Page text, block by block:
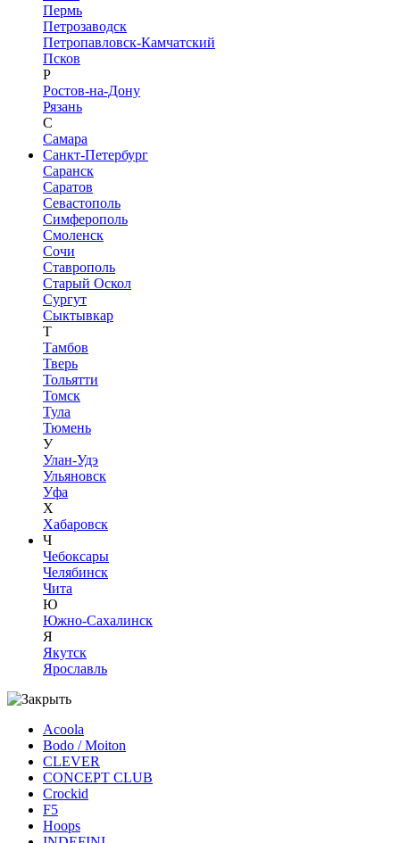
Пермь
Петрозаводск
Петропавловск-Камчатский
Псков
Р
Ростов-на-Дону
Рязань
С
Самара
Санкт-Петербург
Саранск
Саратов
Севастополь
Симферополь
Смоленск
Сочи
Ставрополь
Старый Оскол
Сургут
Сыктывкар
Т
Тамбов
Тверь
Тольятти
Томск
Тула
Тюмень
У
Улан-Удэ
Ульяновск
Уфа
Х
Хабаровск
Ч
Чебоксары
Челябинск
Чита
Ю
Южно-Сахалинск
Я
Якутск
Ярославль
Acoola
Bodo / Moiton
CLEVER
CONCEPT CLUB
Crockid
F5
Hoops